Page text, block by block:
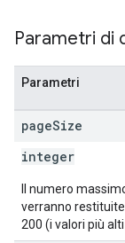
Parametri di
Parametri
pageSize
integer
Il numero
verranno
200 (i valori più